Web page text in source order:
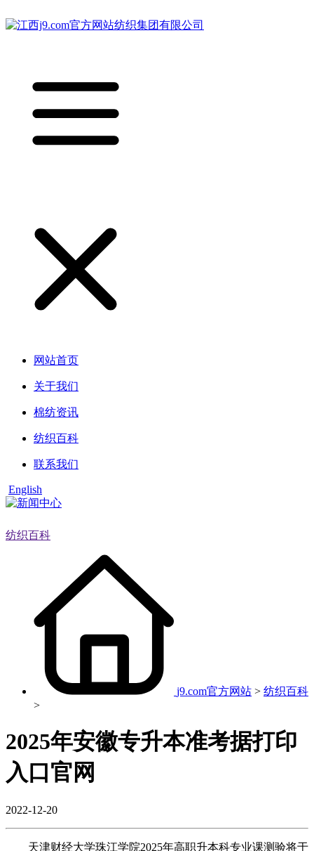
网站首页
关于我们
棉纺资讯
纺织百科
联系我们
English
纺织百科
j9.com官方网站 > 纺织百科
>
2025年安徽专升本准考据打印
入口官网
2022-12-20
天津财经大学珠江学院2025年高职升本科专业课测验将于